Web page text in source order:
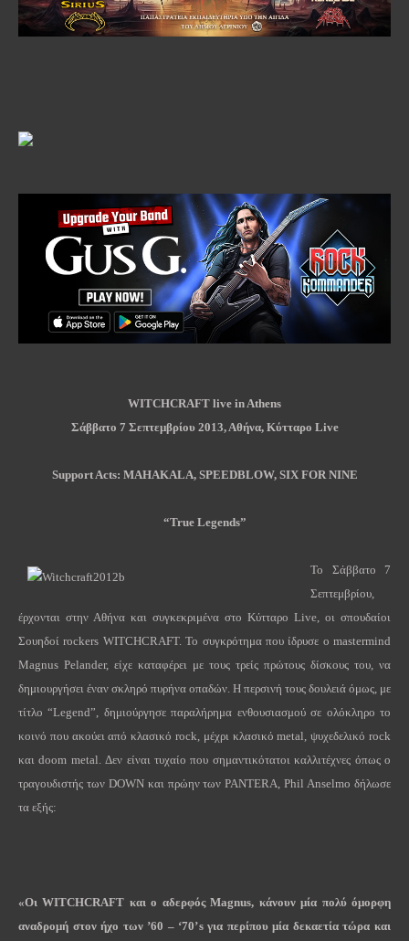
WITCHCRAFT live in Athens
Σάββατο 7 Σεπτεμβρίου2013, Αθήνα, Κύτταρο Live
Support Acts: MAHAKALA, SPEEDBLOW, SIX FOR NINE
“True Legends”
Το Σάββατο 7
Σεπτεμβρίου,
έρχονται στην Αθήνα και συγκεκριμένα στο Κύτταρο Live, οι σπουδαίοι
Σουηδοί rockers WITCHCRAFT. Το συγκρότημα που ίδρυσε ο mastermind
Magnus Pelander, είχε καταφέρει με τους τρείς πρώτους δίσκους του, να
δημιουργήσει έναν σκληρό πυρήνα οπαδών. Η περσινή τους δουλειά όμως, με
τίτλο “Legend”, δημιούργησε παραλήρημα ενθουσιασμού σε ολόκληρο το
κοινό που ακούει από κλασικό rock, μέχρι κλασικό metal, ψυχεδελικό rock
και doom metal. Δεν είναι τυχαίο που σημαντικότατοι καλλιτέχνες όπως ο
τραγουδιστής των DOWN και πρώην των PANTERA, Phil Anselmo δήλωσε
τα εξής:
«ΟιWITCHCRAFT και ο αδερφόςMagnus, κάνουν μία πολύ όμορφη
αναδρομή στον ήχο των ’60 – ‘70’sγια περίπου μία δεκαετία τώρα και